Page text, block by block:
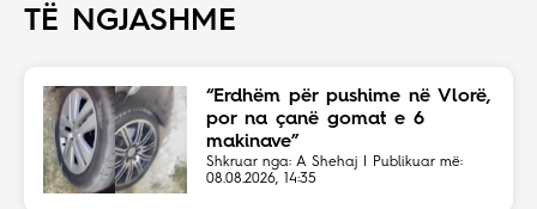
TË NGJASHME
“Erdhëm për pushime në Vlorë,
por na çanë gomat e 6
makinave”
Shkruar nga: A Shehaj | Publikuar më:
08.08.2026, 14:35